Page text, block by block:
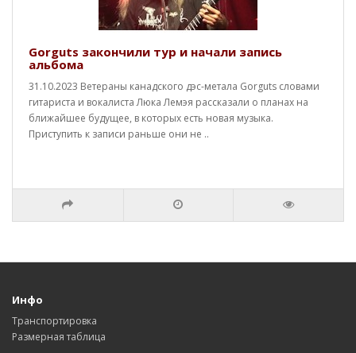
Gorguts закончили тур и начали запись
альбома
31.10.2023 Ветераны канадского дэс-метала Gorguts словами
гитариста и вокалиста Люка Лемэя рассказали о планах на
ближайшее будущее, в которых есть новая музыка.
Приступить к записи раньше они не ..
Инфо
Транспортировка
Размерная таблица